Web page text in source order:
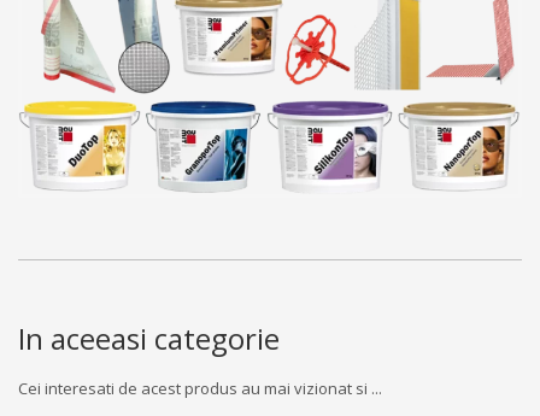
In aceeasi categorie
Cei interesati de acest produs au mai vizionat si ...